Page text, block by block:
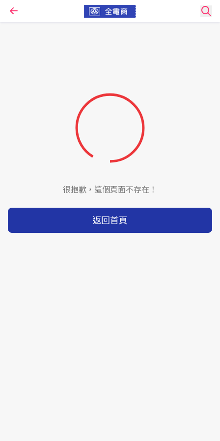
很抱歉，這個頁面不存在！
返回首頁